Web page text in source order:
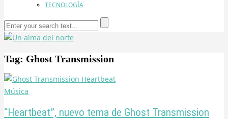
TECNOLOGÍA
Tag: Ghost Transmission
Música
“Heartbeat”, nuevo tema de Ghost Transmission